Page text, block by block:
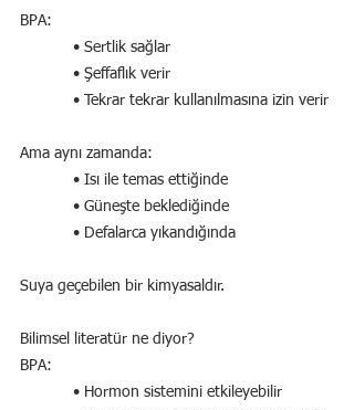
BPA:
• Sertlik sağlar
• Şeffaflık verir
• Tekrar tekrar kullanılmasına izin verir
Ama aynı zamanda:
• Isı ile temas ettiğinde
• Güneşte beklediğinde
• Defalarca yıkandığında
Suya geçebilen bir kimyasaldır.
Bilimsel literatür ne diyor?
BPA:
• Hormon sistemini etkileyebilir